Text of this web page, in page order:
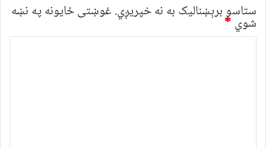
ستاسو برېښناليک به نه خپريږي. غوښتى ځایونه په نښه
شوي *